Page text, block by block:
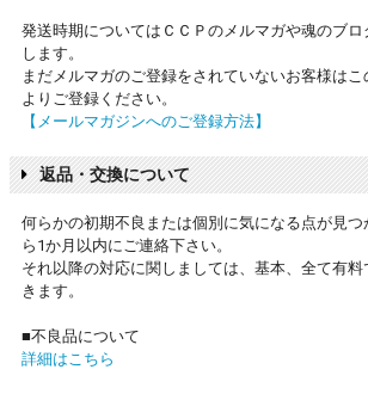
発送時期についてはＣＣＰのメルマガや魂のブ
します。
まだメルマガのご登録をされていないお客様は
よりご登録ください。
【メールマガジンへのご登録方法】
返品・交換について
何らかの初期不良または個別に気になる点が見
ら1か月以内にご連絡下さい。
それ以降の対応に関しましては、基本、全て有
きます。
■不良品について
詳細はこちら